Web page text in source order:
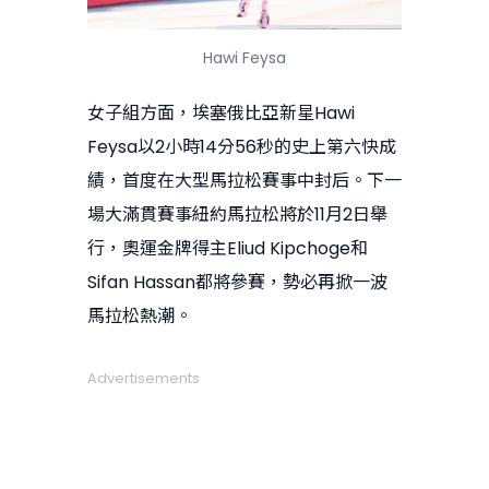
Hawi Feysa
女子組方面，埃塞俄比亞新星Hawi
Feysa以2小時14分56秒的史上第六快成
績，首度在大型馬拉松賽事中封后。下一
場大滿貫賽事紐約馬拉松將於11月2日舉
行，奧運金牌得主Eliud Kipchoge和
Sifan Hassan都將參賽，勢必再掀一波
馬拉松熱潮。
Advertisements